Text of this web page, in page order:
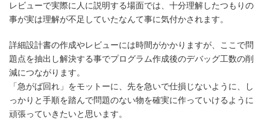
レビューで実際に人に説明する場面では、十分理解したつもりの
事が実は理解が不足していたなんて事に気付かされます。
詳細設計書の作成やレビューには時間がかかりますが、ここで問
題点を抽出し解決する事でプログラム作成後のデバッグ工数の削
減につながります。
「急がば回れ」をモットーに、先を急いで仕損じないように、し
っかりと手順を踏んで問題のない物を確実に作っていけるように
頑張っていきたいと思います。